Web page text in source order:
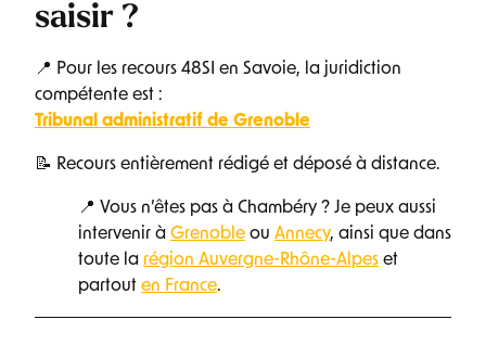
saisir ?
📍 Pour les recours 48SI en Savoie, la juridiction
compétente est :
Tribunal administratif de Grenoble
📝 Recours entièrement rédigé et déposé à distance.
📍 Vous n’êtes pas à Chambéry ? Je peux aussi
intervenir à Grenoble ou Annecy, ainsi que dans
toute la région Auvergne-Rhône-Alpes et
partout en France.